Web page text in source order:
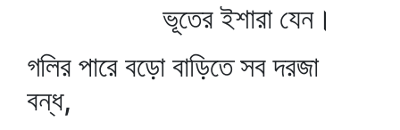
ভূতের ইশারা যেন।
গলির পারে বড়ো বাড়িতে সব দরজা
বন্ধ,